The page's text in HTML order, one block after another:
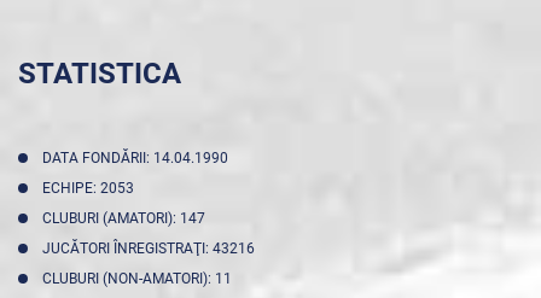
STATISTICA
DATA FONDĂRII: 14.04.1990
ECHIPE: 2053
CLUBURI (AMATORI): 147
JUCĂTORI ÎNREGISTRAŢI: 43216
CLUBURI (NON-AMATORI): 11